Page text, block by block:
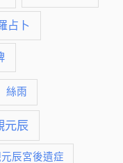
占卜
絲雨
元辰
辰宮後遺症